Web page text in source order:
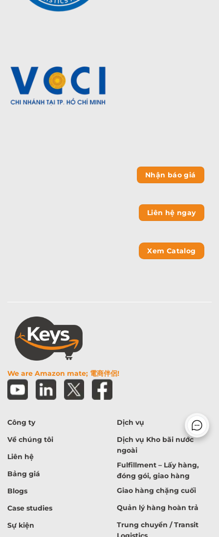
Nhận báo giá
Liên hệ ngay
Xem Catalog
We are Amazon mate; 電商伴侶!
Công ty
Về chúng tôi
Liên hệ
Bảng giá
Blogs
Case studies
Sự kiện
Dịch vụ
Dịch vụ Kho bãi nước
ngoài
Fulfillment – Lấy hàng,
đóng gói, giao hàng
Giao hàng chặng cuối
Quản lý hàng hoàn trả
Trung chuyển / Transit